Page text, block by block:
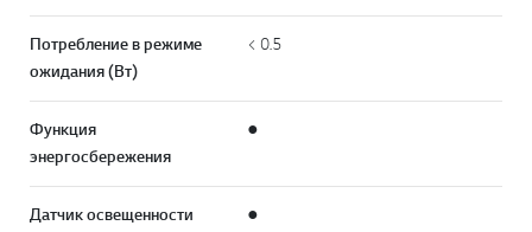
Потребление в режиме
ожидания (Вт)
< 0.5
Функция
энергосбережения
●
Датчик освещенности ●